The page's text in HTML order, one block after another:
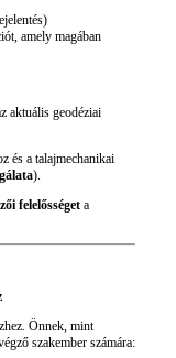
amely magában
aktuális geodéziai
és a talajmechanikai
).
felelősséget a
Önnek, mint
szakember számára: